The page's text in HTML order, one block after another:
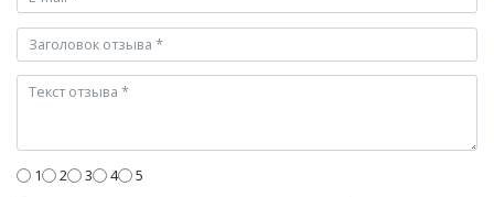
1 2 3 4 5